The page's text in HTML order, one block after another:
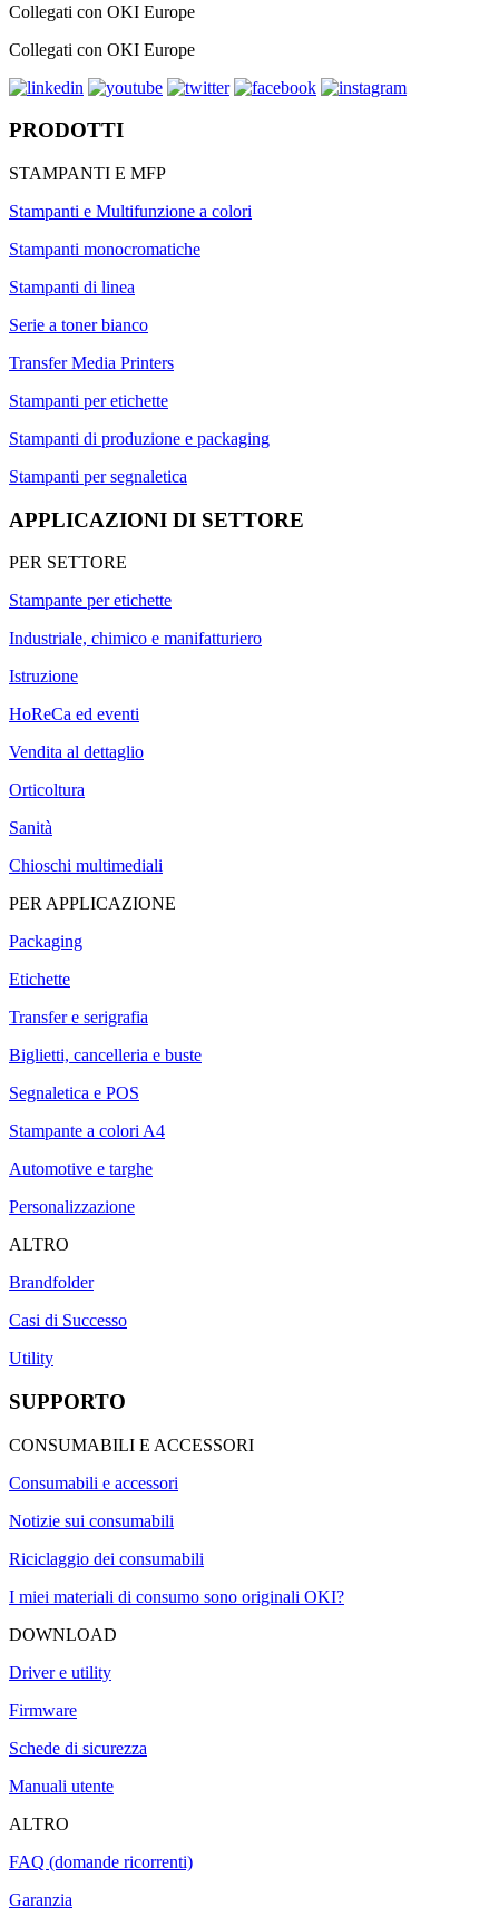
Collegati con OKI Europe
Collegati con OKI Europe
PRODOTTI
STAMPANTI E MFP
Stampanti e Multifunzione a colori
Stampanti monocromatiche
Stampanti di linea
Serie a toner bianco
Transfer Media Printers
Stampanti per etichette
Stampanti di produzione e packaging
Stampanti per segnaletica
APPLICAZIONI DI SETTORE
PER SETTORE
Stampante per etichette
Industriale, chimico e manifatturiero
Istruzione
HoReCa ed eventi
Vendita al dettaglio
Orticoltura
Sanità
Chioschi multimediali
PER APPLICAZIONE
Packaging
Etichette
Transfer e serigrafia
Biglietti, cancelleria e buste
Segnaletica e POS
Stampante a colori A4
Automotive e targhe
Personalizzazione
ALTRO
Brandfolder
Casi di Successo
Utility
SUPPORTO
CONSUMABILI E ACCESSORI
Consumabili e accessori
Notizie sui consumabili
Riciclaggio dei consumabili
I miei materiali di consumo sono originali OKI?
DOWNLOAD
Driver e utility
Firmware
Schede di sicurezza
Manuali utente
ALTRO
FAQ (domande ricorrenti)
Garanzia